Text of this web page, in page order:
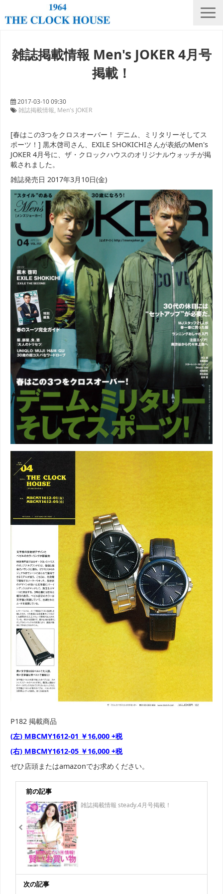
THE CLOCK HOUSE オリジナルウォッチ
ランキング
採用情報
オンラインストア
店舗リスト
雑誌掲載情報 Men's JOKER 4月号
掲載！
2017-03-10 09:30
雑誌掲載情報 Men's JOKER
[春はこの3つをクロスオーバー！ デニム、ミリタリーそしてス
ポーツ！] 黒木啓司さん、EXILE SHOKICHIさんが表紙のMen's
JOKER 4月号に、ザ・クロックハウスのオリジナルウォッチが掲
載されました。
雑誌発売日 2017年3月10日(金)
P182 掲載商品
(左) MBCMY1612-01 ￥16,000 +税
(右) MBCMY1612-05 ￥16,000 +税
ぜひ店頭またはamazonでお求めください。
前の記事
雑誌掲載情報 steady.4月号掲載！
次の記事